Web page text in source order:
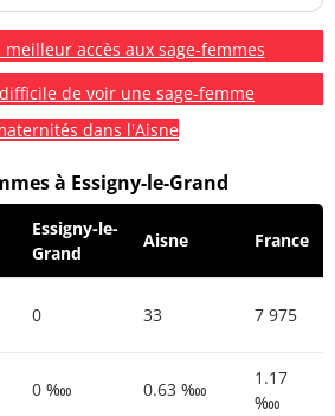
meilleur accès aux sage-femmes
de voir une sage-femme
dans l'Aisne
à Essigny-le-Grand
Essigny-le-
Grand
Aisne France
0 33 7 975
0 ‱ 0.63 ‱
1.17
‱